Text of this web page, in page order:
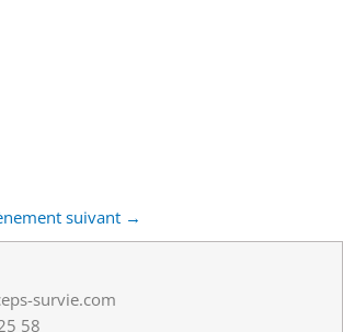
suivant →
survie.com
58